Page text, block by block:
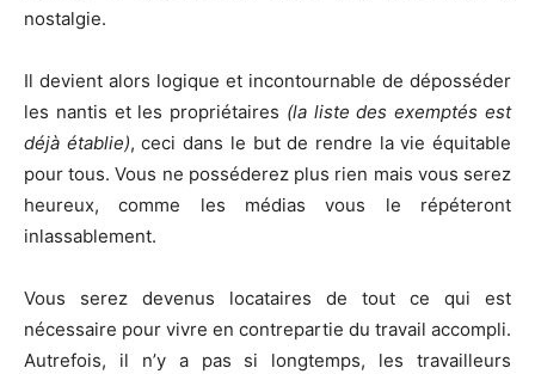
nostalgie.
Il devient alors logique et incontournable de déposséder
les nantis et les propriétaires (la liste des exemptés est
déjà établie), ceci dans le but de rendre la vie équitable
pour tous. Vous ne posséderez plus rien mais vous serez
heureux, comme les médias vous le répéteront
inlassablement.
Vous serez devenus locataires de tout ce qui est
nécessaire pour vivre en contrepartie du travail accompli.
Autrefois, il n’y a pas si longtemps, les travailleurs